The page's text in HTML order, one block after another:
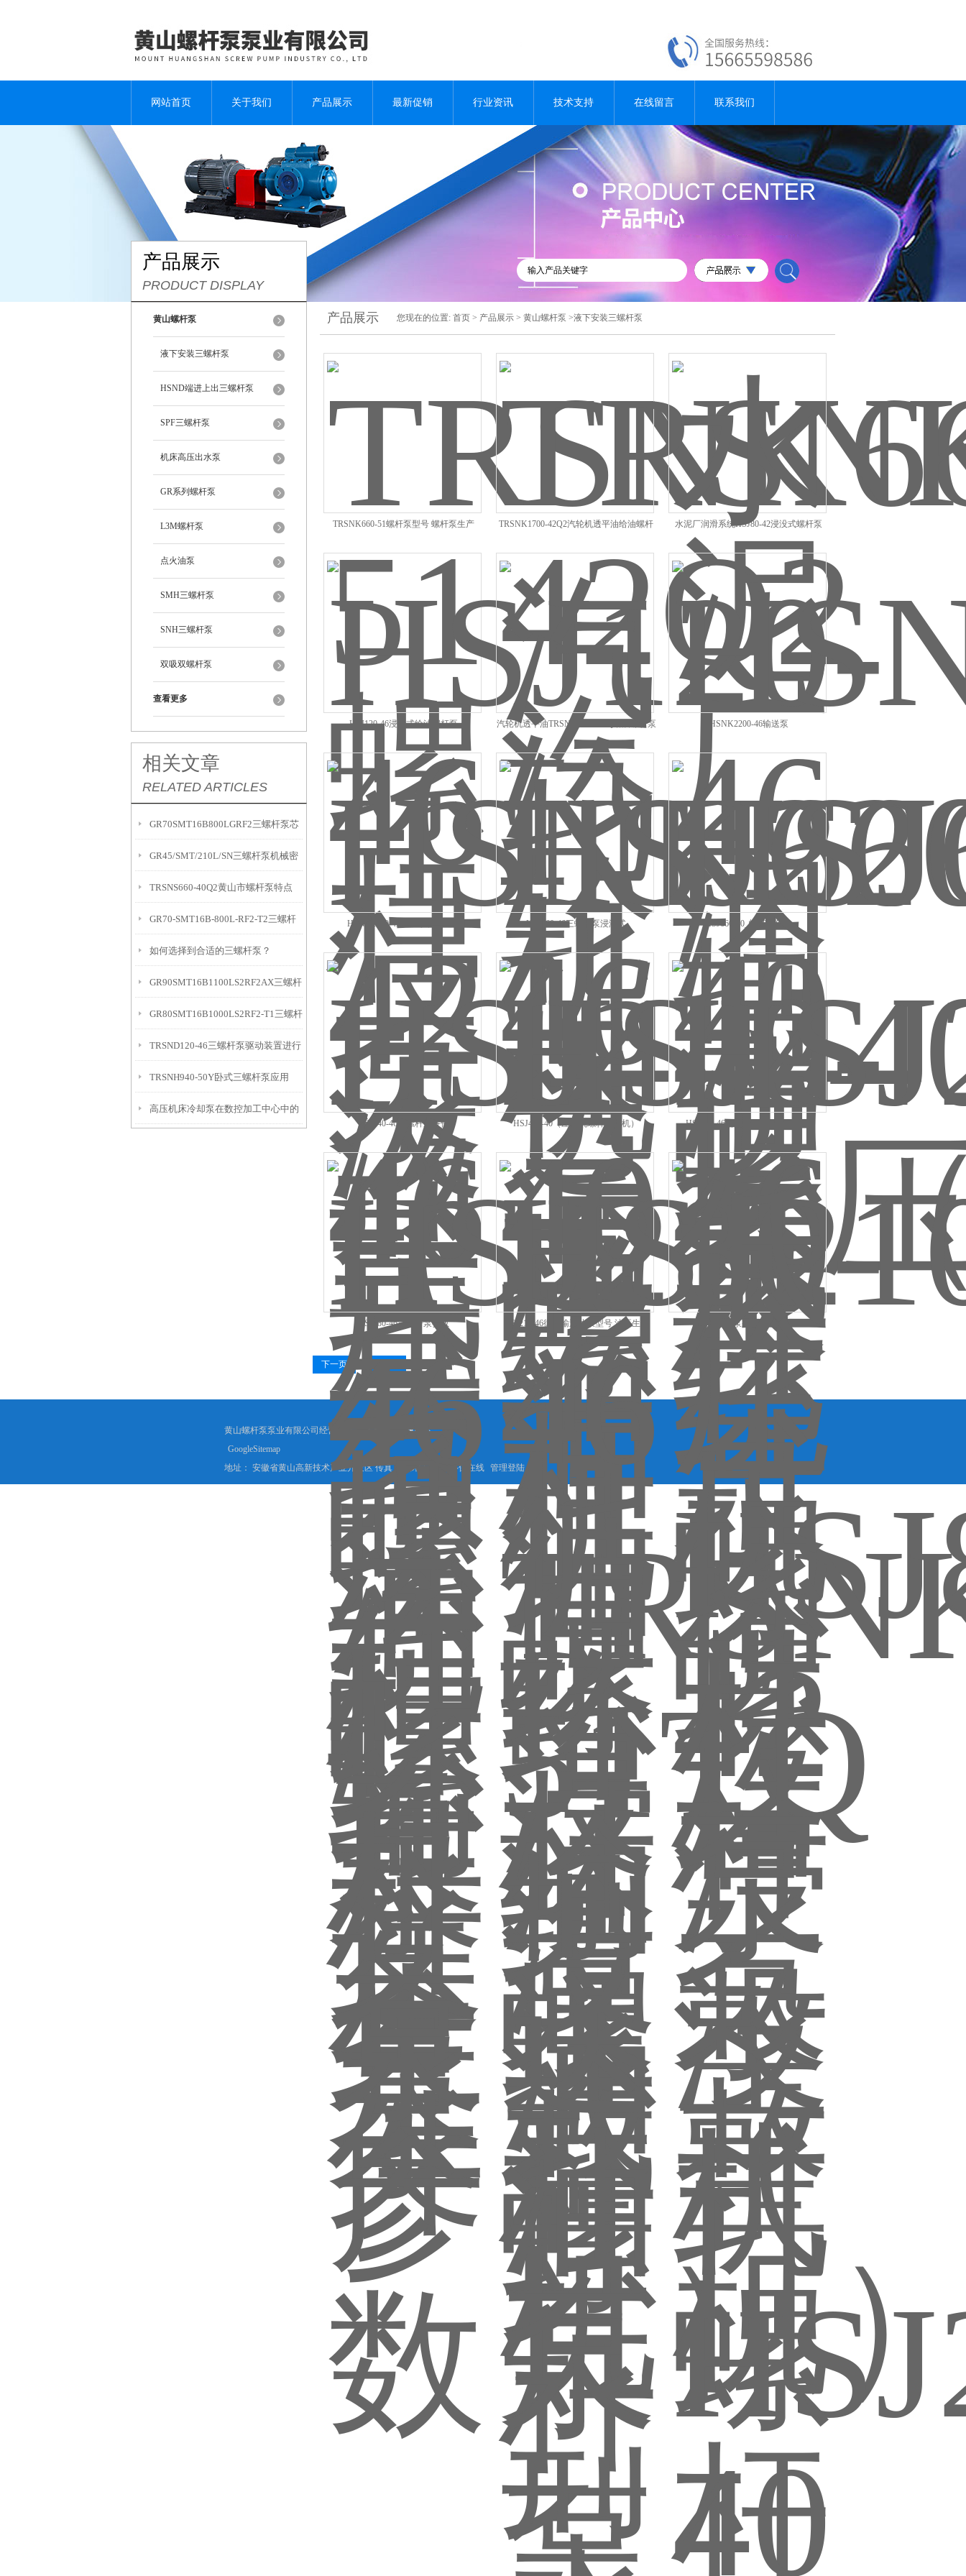
网站首页 关于我们 产品展示 最新促销 行业资讯 技术支持 在线留言 联系我们
产品展示
PRODUCT DISPLAY
黄山螺杆泵
液下安装三螺杆泵
HSND端进上出三螺杆泵
SPF三螺杆泵
机床高压出水泵
GR系列螺杆泵
L3M螺杆泵
点火油泵
SMH三螺杆泵
SNH三螺杆泵
双吸双螺杆泵
查看更多
相关文章
RELATED ARTICLES
GR70SMT16B800LGRF2三螺杆泵芯
拆装
GR45/SMT/210L/SN三螺杆泵机械密
封回油孔堵塞
TRSNS660-40Q2黄山市螺杆泵特点
GR70-SMT16B-800L-RF2-T2三螺杆
泵的装配
如何选择到合适的三螺杆泵？
GR90SMT16B1100LS2RF2AX三螺杆
泵的压力表
GR80SMT16B1000LS2RF2-T1三螺杆
泵开机转动方向控制
TRSND120-46三螺杆泵驱动装置进行
监控作业
TRSNH940-50Y卧式三螺杆泵应用
高压机床冷却泵在数控加工中心中的
产品展示 您现在的位置: 首页 > 产品展示 > 黄山螺杆泵 >液下安装三螺杆泵
TRSNK660-51螺杆泵型号 螺杆泵生产 TRSNK1700-42Q2汽轮机透平油给油螺杆 水泥厂润滑系统HSJ80-42浸没式螺杆泵
HSJ120-46浸没式给油螺杆泵 汽轮机透平油TRSNK660-51TQ给油螺杆泵 HSNK2200-46输送泵
HSNK2200-42液压系统输送泵 HSJ660-46三螺杆泵浸没式 HSJ660-40_螺杆泵价格
HSJ440-46三螺杆泵备件 HSJ440-40（压缩机螺杆泵整机） HSJ280-46（汽轮机螺杆泵整机）
HSJ280-46三螺杆泵参数 HSJ210-46循环输送油泵型号 油泵生产 低压螺杆泵整机HSJ210-40
下一页
黄山螺杆泵泵业有限公司经营产品：
液下安装三螺杆泵
GoogleSitemap
地址： 安徽省黄山高新技术产业开发区 传真： 技术支持：
环保在线 管理登陆